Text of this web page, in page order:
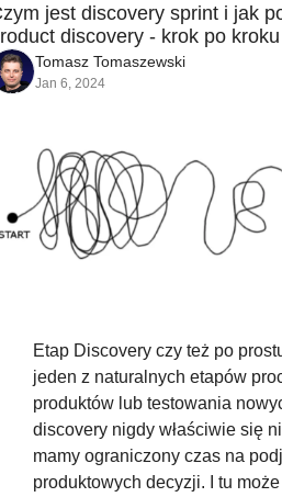
jest discovery sprint i jak
discovery - krok po kroku
Tomasz Tomaszewski
Jan 6, 2024
Etap Discovery czy też po
jeden z naturalnych etapów
produktów lub testowania
discovery nigdy właściwie się
mamy ograniczony czas na
produktowych decyzji. I tu